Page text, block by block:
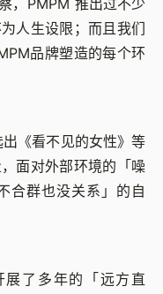
，PMPM 推出过不少
人生设限；而且我们
品牌塑造的每个环
《看不见的女性》等
面对外部环境的「噪
合群也没关系」的自
展了多年的「远方直